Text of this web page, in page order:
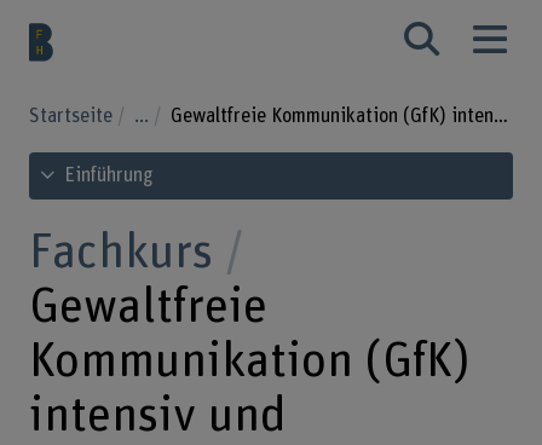
Startseite ... Gewaltfreie Kommunikation (GfK) intensiv und nachhaltig
Inhaltsverzeichnis ansehen
Einführung
Fachkurs
Gewaltfreie
Kommunikation (GfK)
intensiv und